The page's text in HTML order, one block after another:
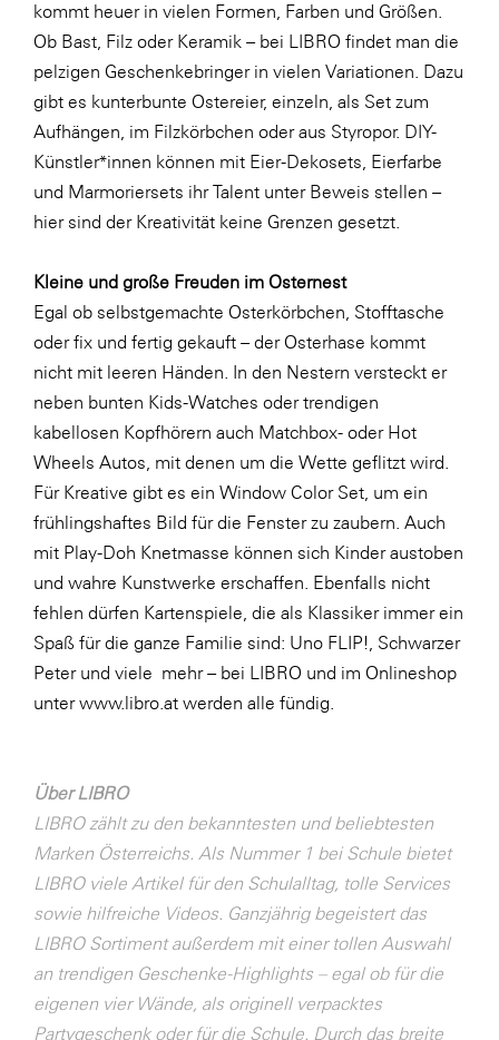
kosaplaner
LAT Nitrogen
Libro
Lidl Österreich
Die Menü-Manufaktur
MTH Retail Group
OptimaMed
PAGRO
PHH Rechtsanwält:innen
Primark
Salesforce
sebamed
SeneCura
SERVICE&MORE
SKINUANCE®
Somfy
Sony DADC
Trend Micro
TAG GmbH
VALETTA
Verband Druck Medien Österreich
Wirtschaftskammer Salzburg
WKS Fachgruppe Fahrzeughandel und
kommt heuer in vielen Formen, Farben und Größen.
Ob Bast, Filz oder Keramik – bei LIBRO findet man die
pelzigen Geschenkebringer in vielen Variationen. Dazu
gibt es kunterbunte Ostereier, einzeln, als Set zum
Aufhängen, im Filzkörbchen oder aus Styropor. DIY-
Künstler*innen können mit Eier-Dekosets, Eierfarbe
und Marmoriersets ihr Talent unter Beweis stellen –
hier sind der Kreativität keine Grenzen gesetzt.
Kleine und große Freuden im Osternest
Egal ob selbstgemachte Osterkörbchen, Stofftasche
oder fix und fertig gekauft – der Osterhase kommt
nicht mit leeren Händen. In den Nestern versteckt er
neben bunten Kids-Watches oder trendigen
kabellosen Kopfhörern auch Matchbox- oder Hot
Wheels Autos, mit denen um die Wette geflitzt wird.
Für Kreative gibt es ein Window Color Set, um ein
frühlingshaftes Bild für die Fenster zu zaubern. Auch
mit Play-Doh Knetmasse können sich Kinder austoben
und wahre Kunstwerke erschaffen. Ebenfalls nicht
fehlen dürfen Kartenspiele, die als Klassiker immer ein
Spaß für die ganze Familie sind: Uno FLIP!, Schwarzer
Peter und viele mehr – bei LIBRO und im Onlineshop
unterwww.libro.at werden alle fündig.
Über LIBRO
LIBRO zählt zu den bekanntesten und beliebtesten
Marken Österreichs. Als Nummer 1 bei Schule bietet
LIBRO viele Artikel für den Schulalltag, tolle Services
sowie hilfreiche Videos. Ganzjährig begeistert das
LIBRO Sortiment außerdem mit einer tollen Auswahl
an trendigen Geschenke-Highlights – egal ob für die
eigenen vier Wände, als originell verpacktes
Partygeschenk oder für die Schule. Durch das breite